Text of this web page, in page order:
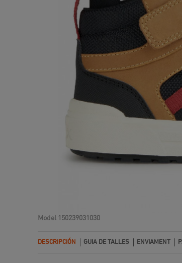
Model 150239031030
DESCRIPCIÓN GUIA DE TALLES ENVIAMENT